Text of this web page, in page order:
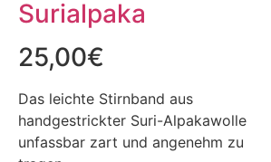
Surialpaka
25,00€
Das leichte Stirnband aus
handgestrickter Suri-Alpakawolle
unfassbar zart und angenehm zu